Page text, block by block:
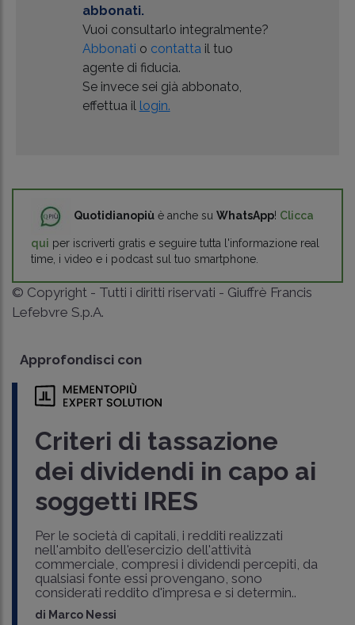
abbonati.
Vuoi consultarlo integralmente?
Abbonati o contattail tuo
agente di fiducia.
Se invece sei già abbonato,
effettua il login.
Quotidianopiù è anche su WhatsApp! Clicca
qui per iscriverti gratis e seguire tutta l'informazione real
time, i video e i podcast sul tuo smartphone.
© Copyright - Tutti i diritti riservati - Giuffrè Francis
Lefebvre S.p.A.
Approfondisci con
Criteri di tassazione
dei dividendi in capo ai
soggetti IRES
Per le società di capitali, i redditi realizzati
nell'ambito dell'esercizio dell'attività
commerciale, compresi i dividendi percepiti, da
qualsiasi fonte essi provengano, sono
considerati reddito d'impresa e si determin..
di Marco Nessi